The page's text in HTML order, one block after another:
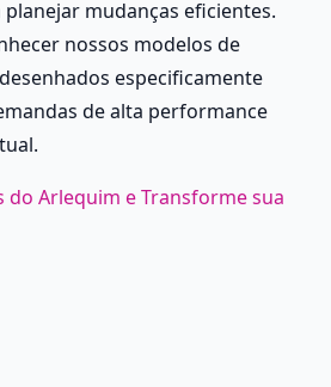
mudanças eficientes.
nossos modelos de
especificamente
de alta performance
do Arlequim e Transforme sua